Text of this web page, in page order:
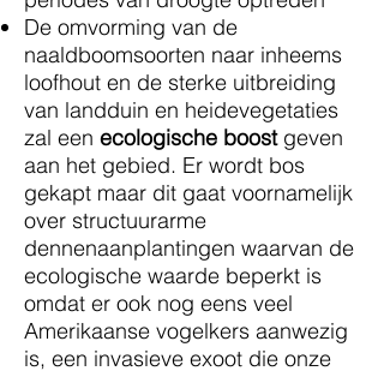
De omvorming van de
naaldboomsoorten naar inheems
loofhout en de sterke uitbreiding
van landduin en heidevegetaties
zal een ecologische boostgeven
aan het gebied. Er wordt bos
gekapt maar dit gaat voornamelijk
over structuurarme
dennenaanplantingen waarvan de
ecologische waarde beperkt is
omdat er ook nog eens veel
Amerikaanse vogelkers aanwezig
is, een invasieve exoot die onze